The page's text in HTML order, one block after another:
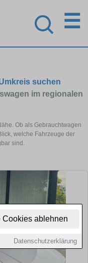
Cookies ablehnen
Datenschutzerklärung
☰
suchen
im regionalen
Ob als Gebrauchtwagen
welche Fahrzeuge der
sind.